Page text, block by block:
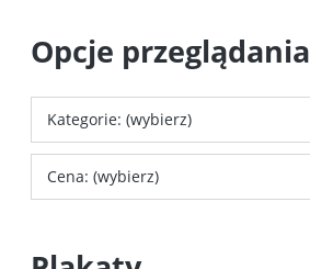
Opcje przeglądania
Kategorie: (wybierz)
Cena: (wybierz)